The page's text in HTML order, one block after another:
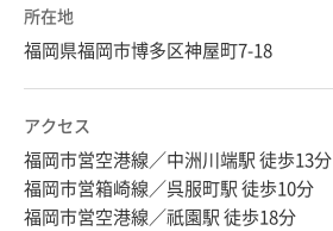
所在地
福岡県福岡市博多区神屋町7-18
アクセス
福岡市営空港線／中洲川端駅 徒歩13分
福岡市営箱崎線／呉服町駅 徒歩10分
福岡市営空港線／祇園駅 徒歩18分